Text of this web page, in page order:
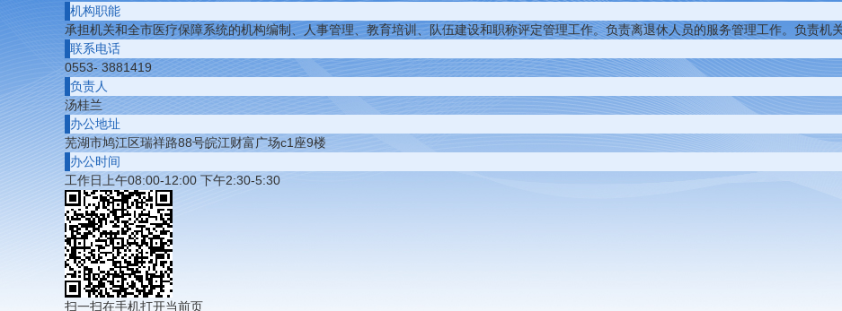
机构职能
承担机关和全市医疗保障系统的机构编制、人事管理、教育培训、队伍建设和职称评定管理工作。负责离退休人员的服务管理工作。负责机
联系电话
0553- 3881419
负责人
汤桂兰
办公地址
芜湖市鸠江区瑞祥路88号皖江财富广场c1座9楼
办公时间
工作日上午08:00-12:00 下午2:30-5:30
扫一扫在手机打开当前页